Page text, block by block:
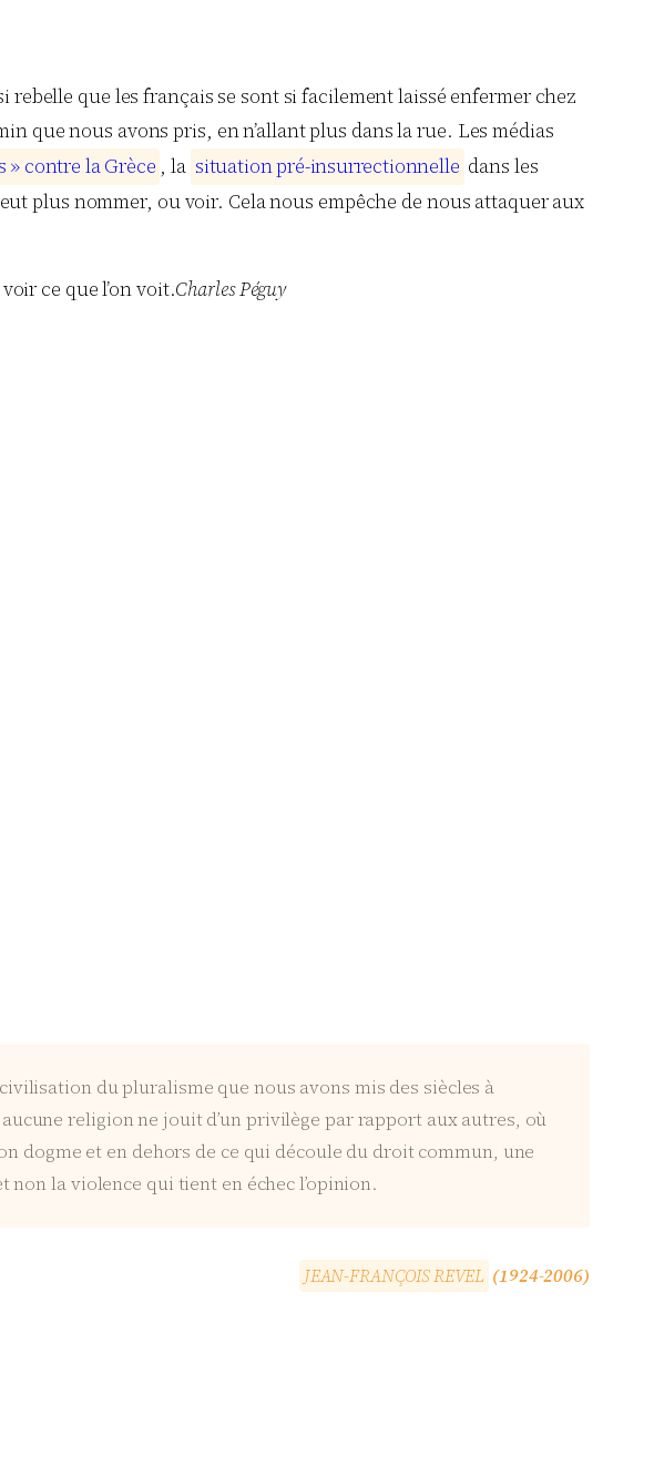
que les français se sont si facilement laissé enfermer chez
que nous avons pris, en n’allant plus dans la rue. Les médias
» contre laGrèce , la situationpré-insurrectionnelle dans les
plus nommer, ou voir. Cela nous empêche de nous attaquer aux
ce que l’on voit.Charles Péguy
du pluralisme que nous avons mis des siècles à
religion ne jouit d’un privilège par rapport aux autres, où
dogme et en dehors de ce qui découle du droit commun, une
non la violence qui tient en échec l’opinion.
JEAN-FRANÇOISREVEL (1924-2006)